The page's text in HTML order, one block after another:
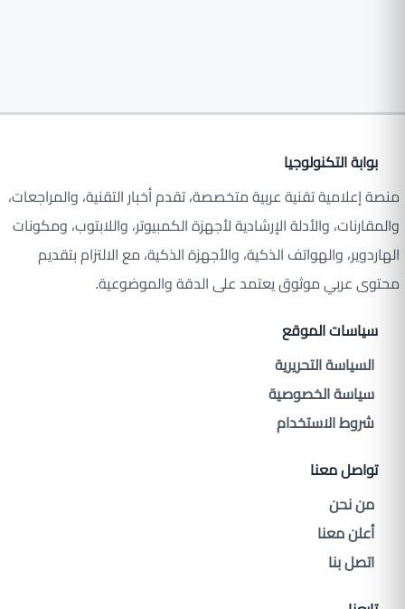
بوابة التكنولوجيا
منصة إعلامية تقنية عربية متخصصة، تقدم أخبار التقنية، والمراجعات،
والمقارنات، والأدلة الإرشادية لأجهزة الكمبيوتر، واللابتوب، ومكونات
الهاردوير، والهواتف الذكية، والأجهزة الذكية، مع الالتزام بتقديم
محتوى عربي موثوق يعتمد على الدقة والموضوعية.
سياسات الموقع
السياسة التحريرية
سياسة الخصوصية
شروط الاستخدام
تواصل معنا
من نحن
أعلن معنا
اتصل بنا